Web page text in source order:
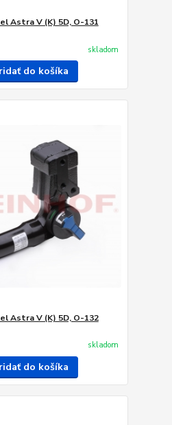
Astra V (K) 5D, O-131
skladom
do košíka
Astra V (K) 5D, O-132
skladom
do košíka